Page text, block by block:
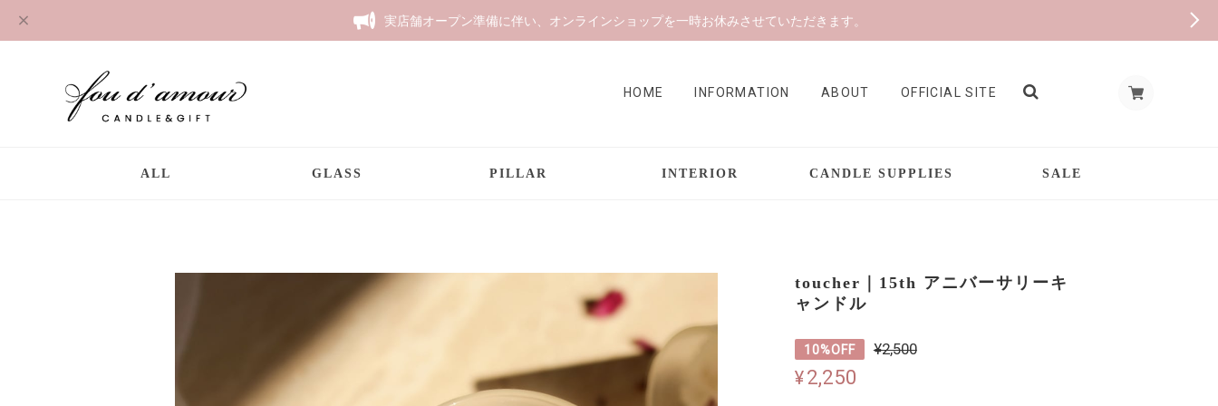
実店舗オープン準備に伴い、オンラインショップを一時お休みさせていただきます。
HOME INFORMATION ABOUT OFFICIAL SITE
ALL GLASS PILLAR INTERIOR CANDLE SUPPLIES SALE
toucher｜15th アニバーサリーキ
ャンドル
10%OFF ¥2,500
¥2,250